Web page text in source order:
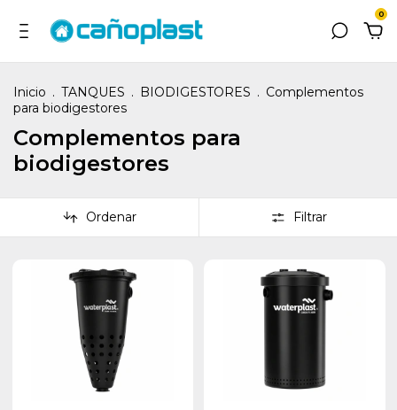
0
Inicio . TANQUES . BIODIGESTORES . Complementos
para biodigestores
Complementos para
biodigestores
Ordenar Filtrar